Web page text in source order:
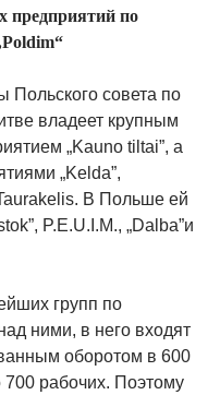
предприятий по
Польского совета по
владеет крупным
„Kauno tiltai”, а
„Kelda”,
В Польше ей
P.E.U.I.M., „Dalba”и
групп по
ними, в него входят
оборотом в 600
700 рабочих. Поэтому